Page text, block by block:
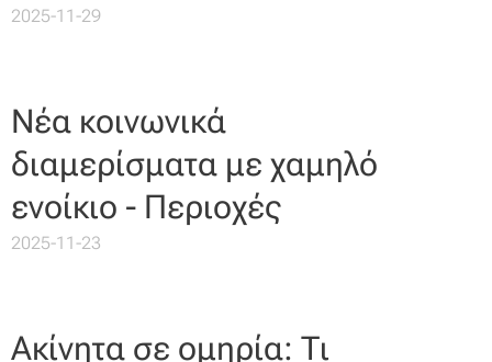
2025-11-29
Νέα κοινωνικά
διαμερίσματα με χαμηλό
ενοίκιο - Περιοχές
2025-11-23
Ακίνητα σε ομηρία: Τι